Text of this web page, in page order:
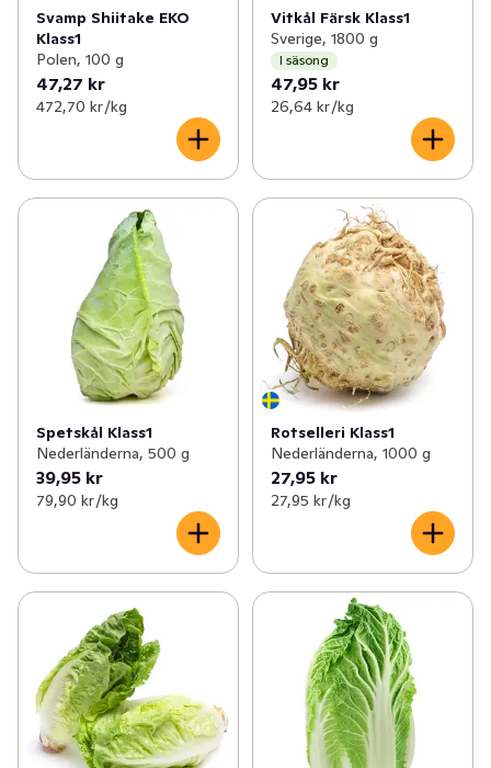
Svamp Shiitake EKO
Klass1
Polen, 100 g
47,27 kr
472,70 kr /kg
Vitkål Färsk Klass1
Sverige, 1800 g
I säsong
47,95 kr
26,64 kr /kg
Spetskål Klass1
Nederländerna, 500 g
39,95 kr
79,90 kr /kg
Rotselleri Klass1
Nederländerna, 1000 g
27,95 kr
27,95 kr /kg